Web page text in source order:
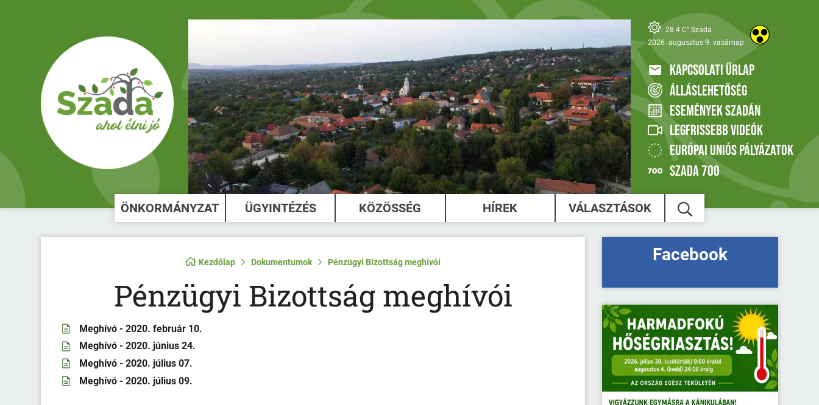
28.4 C° Szada
2026. augusztus 9. vasárnap
KAPCSOLATI ŰRLAP
ÁLLÁSLEHETŐSÉG
ESEMÉNYEK SZADÁN
LEGFRISSEBB VIDEÓK
EURÓPAI UNIÓS PÁLYÁZATOK
SZADA 700
ÖNKORMÁNYZAT ÜGYINTÉZÉS KÖZÖSSÉG HÍREK VÁLASZTÁSOK
Kezdőlap Dokumentumok Pénzügyi Bizottság meghívói
Pénzügyi Bizottság meghívói
Meghívó - 2020. február 10.
Meghívó - 2020. június 24.
Meghívó - 2020. július 07.
Meghívó - 2020. július 09.
Facebook